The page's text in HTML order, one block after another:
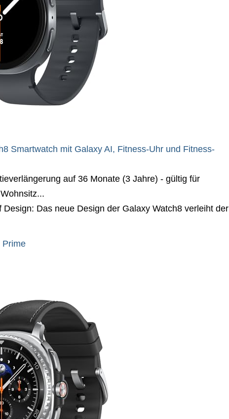
Smartwatch mit Galaxy AI, Fitness-Uhr und Fitness-
auf 36 Monate (3 Jahre) - gültig für
Design: Das neue Design der Galaxy Watch8 verleiht der